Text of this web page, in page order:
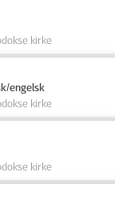
kirke
engelsk
kirke
kirke